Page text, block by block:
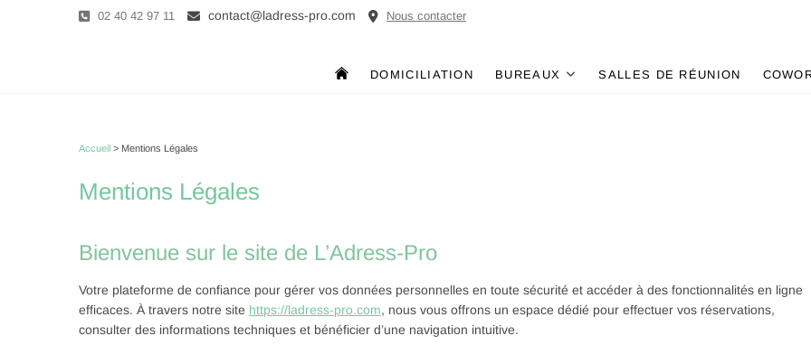
02 40 42 97 11 contact@ladress-pro.com Nous contacter
DOMICILIATION BUREAUX SALLES DE RÉUNION
Accueil > Mentions Légales
Mentions Légales
Bienvenue sur le site de L’Adress-Pro
Votre plateforme de confiance pour gérer vos données personnelles en toute sécurité et accéder à des fonctionnalités en ligne
efficaces. À travers notre site https://ladress-pro.com, nous vous offrons un espace dédié pour effectuer vos réservations,
consulter des informations techniques et bénéficier d’une navigation intuitive.